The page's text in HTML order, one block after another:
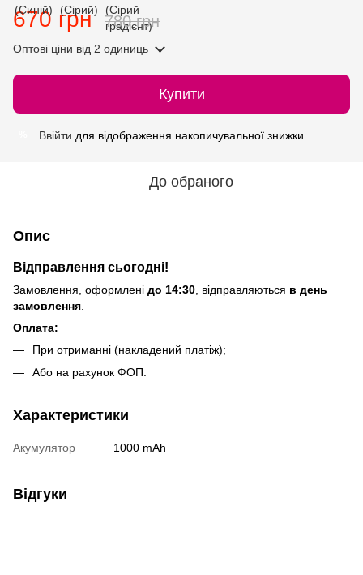
670 грн 780 грн
Оптові ціни від 2 одиниць
Купити
Ввійти для відображення накопичувальної знижки
До обраного
Опис
Відправлення сьогодні!
Замовлення, оформлені до 14:30 , відправляються в день
замовлення
Оплата:
При отриманні (накладений платіж);
Або на рахунок ФОП.
Характеристики
Акумулятор 1000 mAh
Відгуки